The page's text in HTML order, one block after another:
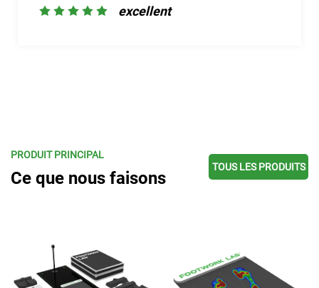
excellent
PRODUIT PRINCIPAL
Ce que nous faisons
TOUS LES PRODUITS